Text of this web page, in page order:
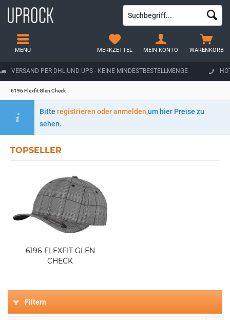
VERSAND PER DHL UND UPS - KEINE MINDESTBESTELLMENGE
WARENKORB
MERKZETTEL MEIN KONTO
MENÜ
6196 Flexfit Glen Check
Bitteregistrieren oder anmelden,um hier Preise zu
sehen.
TOPSELLER
6196 FLEXFIT GLEN
CHECK
Filtern